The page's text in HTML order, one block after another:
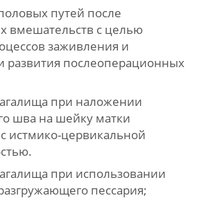
путей после
вмешательств с целью
заживления и
развития послеоперационных
при наложении
шва на шейку матки
истмико-цервикальной
при использовании
пессария;